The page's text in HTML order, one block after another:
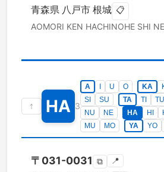
青森県 八戸市 根城 📋
AOMORI KEN HACHINOHE SHI
↑ HA 3
A U O KA
SI
SU TA TI TU
NU
NE HA HI
MU
MO YA YO
〒 031-0031 ⧉ 📍